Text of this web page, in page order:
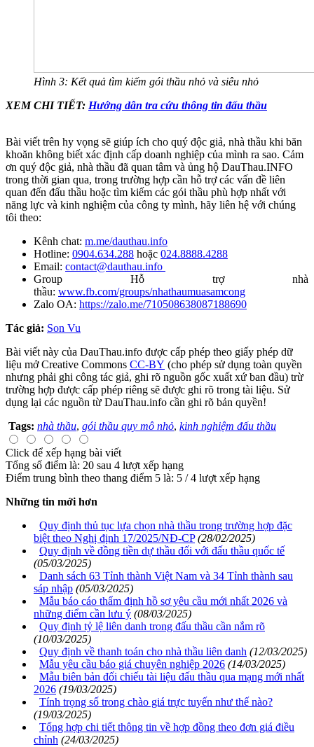
Hình 3: Kết quả tìm kiếm gói thầu nhỏ và siêu nhỏ
XEM CHI TIẾT: Hướng dẫn tra cứu thông tin đấu thầu
Bài viết trên hy vọng sẽ giúp ích cho quý độc giả, nhà thầu khi băn
khoăn không biết xác định cấp doanh nghiệp của mình ra sao. Cảm
ơn quý độc giả, nhà thầu đã quan tâm và ủng hộ DauThau.INFO
trong thời gian qua, trong trường hợp cần hỗ trợ các vấn đề liên
quan đến đấu thầu hoặc tìm kiếm các gói thầu phù hợp nhất với
năng lực và kinh nghiệm của công ty mình, hãy liên hệ với chúng
tôi theo:
Kênh chat: m.me/dauthau.info
Hotline: 0904.634.288 hoặc 024.8888.4288
Email: contact@dauthau.info
Group Hỗ trợ nhà
thầu: www.fb.com/groups/nhathaumuasamcong
Zalo OA: https://zalo.me/710508638087188690
Tác giả: Son Vu
Bài viết này của DauThau.info được cấp phép theo giấy phép dữ
liệu mở Creative Commons CC-BY (cho phép sử dụng toàn quyền
nhưng phải ghi công tác giả, ghi rõ nguồn gốc xuất xứ ban đầu) trừ
trường hợp được cấp phép riêng sẽ được ghi rõ trong tài liệu. Sử
dụng lại các nguồn từ DauThau.info cần ghi rõ bản quyền!
Tags: nhà thầu, gói thầu quy mô nhỏ, kinh nghiệm đấu thầu
Click để xếp hạng bài viết
Tổng số điểm là: 20 sau 4 lượt xếp hạng
Điểm trung bình theo thang điểm 5 là: 5 /4 lượt xếp hạng
Những tin mới hơn
Quy định thủ tục lựa chọn nhà thầu trong trường hợp đặc
biệt theo Nghị định 17/2025/NĐ-CP (28/02/2025)
Quy định về đồng tiền dự thầu đối với đấu thầu quốc tế
(05/03/2025)
Danh sách 63 Tỉnh thành Việt Nam và 34 Tỉnh thành sau
sáp nhập (05/03/2025)
Mẫu báo cáo thẩm định hồ sơ yêu cầu mới nhất 2026 và
những điểm cần lưu ý (08/03/2025)
Quy định tỷ lệ liên danh trong đấu thầu cần nắm rõ
(10/03/2025)
Quy định về thanh toán cho nhà thầu liên danh (12/03/2025)
Mẫu yêu cầu báo giá chuyên nghiệp 2026 (14/03/2025)
Mẫu biên bản đối chiếu tài liệu đấu thầu qua mạng mới nhất
2026 (19/03/2025)
Tính trọng số trong chào giá trực tuyến như thế nào?
(19/03/2025)
Tổng hợp chi tiết thông tin về hợp đồng theo đơn giá điều
chỉnh (24/03/2025)